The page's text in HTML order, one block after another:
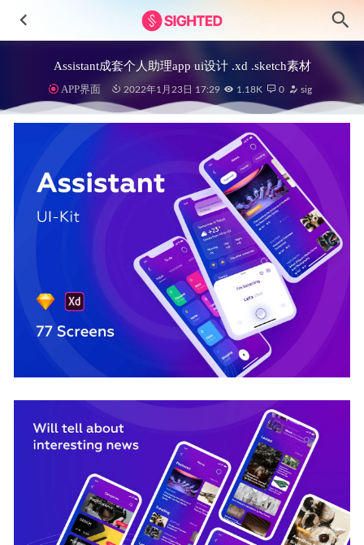
Assistant成套个人助理app ui设计 .xd .sketch素材
APP界面 2022年1月23日 17:29 1.18K 0 sig
Metacoin加密货币、钱包应用程序UI套件 2023-07-16
汽车电商app ui设计 .fig .xd .sketch素材 2021-08-28
Baruna – NFT市场商店app ui设计 .fig素材
2022-05-11
医疗3D图标设计素材 .fig .blend .c4d .obj .psd源文件
Weatherly Flat-300多个天气图标设计 .fig .xd .sketch .ai .svg
2022-10-07